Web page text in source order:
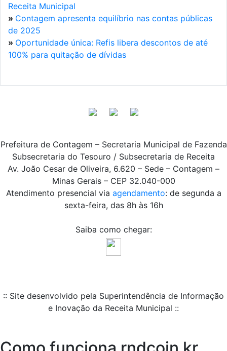
Receita Municipal
» Contagem apresenta equilíbrio nas contas públicas
de 2025
» Oportunidade única: Refis libera descontos de até
100% para quitação de dívidas
Prefeitura de Contagem – Secretaria Municipal de Fazenda
Subsecretaria do Tesouro / Subsecretaria de Receita
Av. João Cesar de Oliveira, 6.620 – Sede – Contagem –
Minas Gerais – CEP 32.040-000
Atendimento presencial via agendamento: de segunda a
sexta-feira, das 8h às 16h
Saiba como chegar:
:: Site desenvolvido pela Superintendência de Informação
e Inovação da Receita Municipal ::